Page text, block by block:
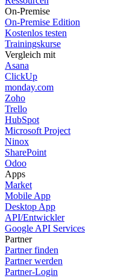
On-Premise
On-Premise Edition
Kostenlos testen
Trainingskurse
Vergleich mit
Asana
ClickUp
monday.com
Zoho
Trello
HubSpot
Microsoft Project
Ninox
SharePoint
Odoo
Apps
Market
Mobile App
Desktop App
API/Entwickler
Google API Services
Partner
Partner finden
Partner werden
Partner-Login